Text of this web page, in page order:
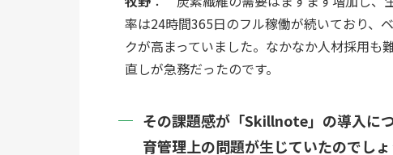
率は24時間365日のフル稼働が続いており、
クが高まっていました。なかなか人材採用
直しが急務だったのです。
その課題感が「Skillnote」の導入に
育管理上の問題が生じていたのでしょ